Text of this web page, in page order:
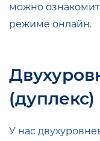
можно
режиме онлайн.
(дуплекс)
У нас